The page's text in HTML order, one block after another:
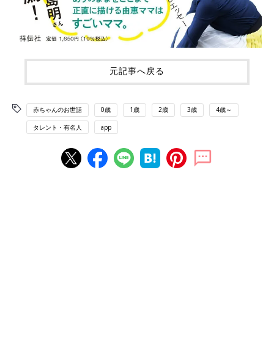
元記事へ戻る
赤ちゃんのお世話 0歳 1歳 2歳 3歳 4歳～
タレント・有名人 app